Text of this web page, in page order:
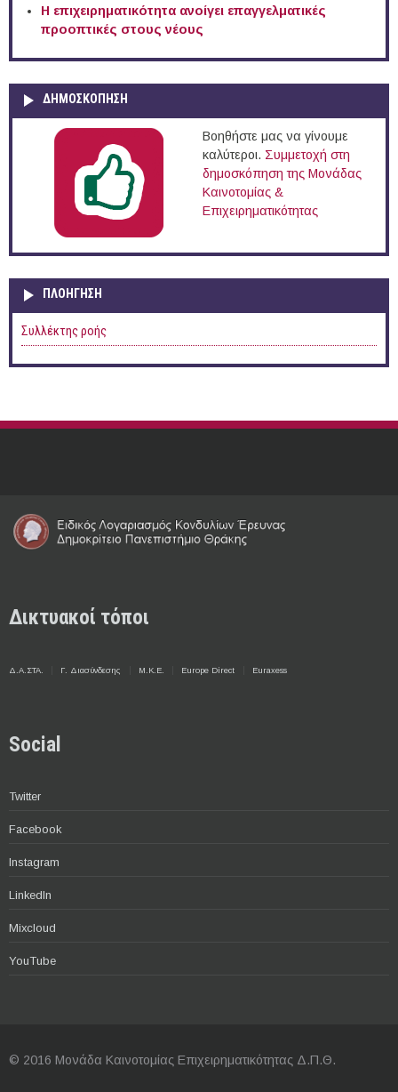
Η επιχειρηματικότητα ανοίγει επαγγελματικές
προοπτικές στους νέους
ΔΗΜΟΣΚΟΠΗΣΗ
Βοηθήστε μας να γίνουμε
καλύτεροι. Συμμετοχή στη
δημοσκόπηση της Μονάδας
Καινοτομίας &
Επιχειρηματικότητας
ΠΛΟΉΓΗΣΗ
Συλλέκτης ροής
Δικτυακοί τόποι
Δ.Α.ΣΤΑ. Γ. Διασύνδεσης Μ.Κ.Ε. Europe Direct Euraxess
Social
Twitter
Facebook
Instagram
LinkedIn
Mixcloud
YouTube
© 2016 Μονάδα Καινοτομίας Επιχειρηματικότητας Δ.Π.Θ.